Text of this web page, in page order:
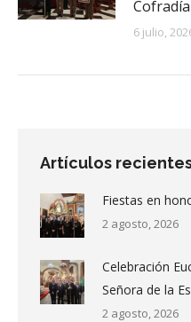
6 julio,
Artículos
Fiestas en
2 agosto, 2026
Celebración
Señora de la
2 agosto, 2026